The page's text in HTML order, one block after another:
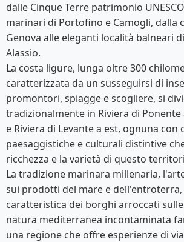
dalle Cinque Terre patrimonio
marinari di Portofino e Camogli, dalla
Genova alle eleganti località balneari
Alassio.
La costa ligure, lunga oltre 300
caratterizzata da un susseguirsi di
promontori, spiagge e scogliere, si
tradizionalmente in Riviera di Ponente
e Riviera di Levante a est, ognuna
paesaggistiche e culturali distintive
ricchezza e la varietà di questo
La tradizione marinara millenaria,
sui prodotti del mare e
caratteristica dei borghi arroccati
natura mediterranea incontaminata
una regione che offre esperienze di